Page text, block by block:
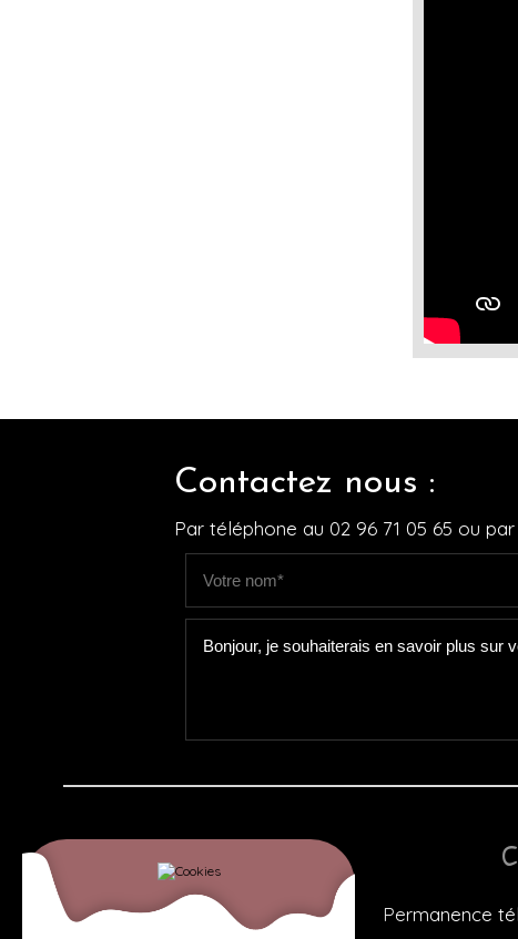
Contactez nous :
Par téléphone au 02 96 71 05 65 ou par
Permanence